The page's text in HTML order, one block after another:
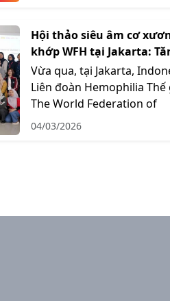
Hội thảo siêu âm cơ
khớp WFH tại Jakarta:
cường năng lực phát
điều trị chảy máu khớp
hemophilia
Vừa qua, tại Jakarta,
Liên đoàn Hemophilia Thế
The World Federation of
Hemophil...
04/03/2026